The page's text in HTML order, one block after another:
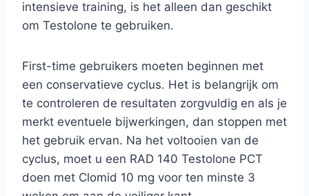
intensieve training, is het alleen dan geschikt
om Testolone te gebruiken.
First-time gebruikers moeten beginnen met
een conservatieve cyclus. Het is belangrijk om
te controleren de resultaten zorgvuldig en als je
merkt eventuele bijwerkingen, dan stoppen met
het gebruik ervan. Na het voltooien van de
cyclus, moet u een RAD 140 Testolone PCT
doen met Clomid 10 mg voor ten minste 3